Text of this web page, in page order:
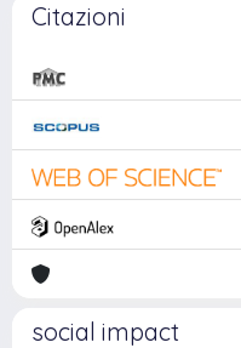
Citazioni
social impact